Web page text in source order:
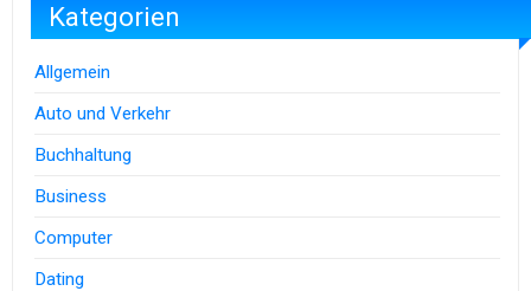
Kategorien
Allgemein
Auto und Verkehr
Buchhaltung
Business
Computer
Dating